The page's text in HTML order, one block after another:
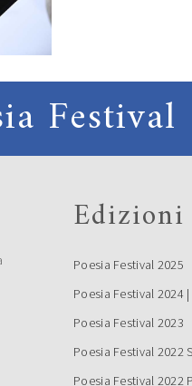
Festival
Edizioni
Poesia Festival 2025
Poesia Festival 2024
Poesia Festival 2023
Poesia Festival 2022
Poesia Festival 2022